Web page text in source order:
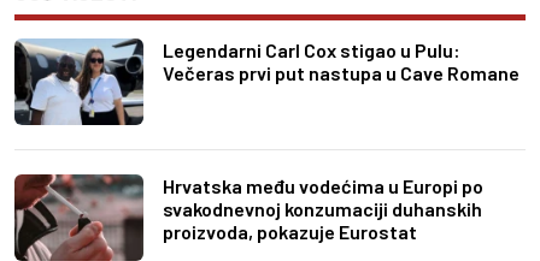
Legendarni Carl Cox stigao u Pulu:
Večeras prvi put nastupa u Cave Romane
Hrvatska među vodećima u Europi po
svakodnevnoj konzumaciji duhanskih
proizvoda, pokazuje Eurostat